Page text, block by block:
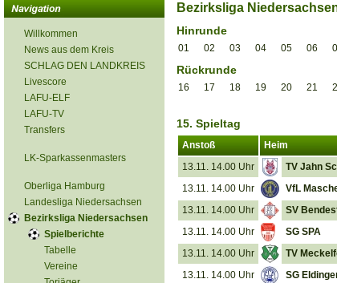
Willkommen
News aus dem Kreis
SCHLAG DEN LANDKREIS
Livescore
LAFU-ELF
LAFU-TV
Transfers
LK-Sparkassenmasters
Oberliga Hamburg
Landesliga Niedersachsen
Bezirksliga Niedersachsen
Spielberichte
Tabelle
Vereine
Bezirksliga
Hinrunde
01 02 03 04 05 06
Rückrunde
16 17 18 19 20 21
15. Spieltag
Anstoß Heim
13.11. 14.00 Uhr
TV Jahn
13.11. 14.00 Uhr VfL
13.11. 14.00 Uhr SV
13.11. 14.00 Uhr SG SPA
13.11. 14.00 Uhr TV
13.11. 14.00 Uhr SG